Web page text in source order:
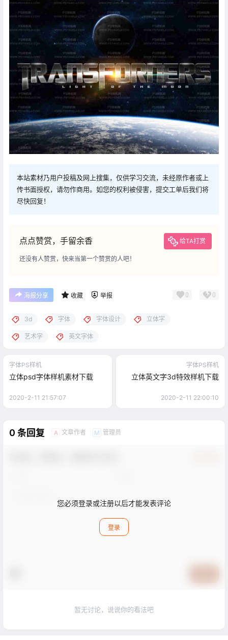
本站素材乃用户投稿及网上搜集，仅供学习交流，未经原作者或上
传书面授权，请勿作商用。如您的权利被侵害，提交工单后我们将
尽快回复！
点点赞赏，手留余香 给TA打赏
还没有人赞赏，快来当第一个赞赏的人吧！
海报分享 收藏 举报 0 0
3d 字体 字体设计 立体字
艺术字 英文字体
字体PS样机
立体psd字体样机素材下载
2020-2-11 21:57:07
字体PS样机
立体英文字3d特效样机下载
2020-2-11 22:00:10
0 条回复 A 文章作者 M 管理员
您必须登录或注册以后才能发表评论
登录
暂无讨论，说说你的看法吧